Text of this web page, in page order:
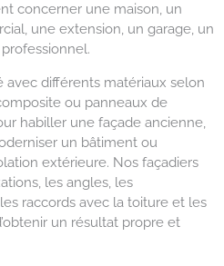
concerner une maison, un
une extension, un garage, un
avec différents matériaux selon
ou panneaux de
habiller une façade ancienne,
un bâtiment ou
extérieure. Nos façadiers
les angles, les
raccords avec la toiture et les
un résultat propre et